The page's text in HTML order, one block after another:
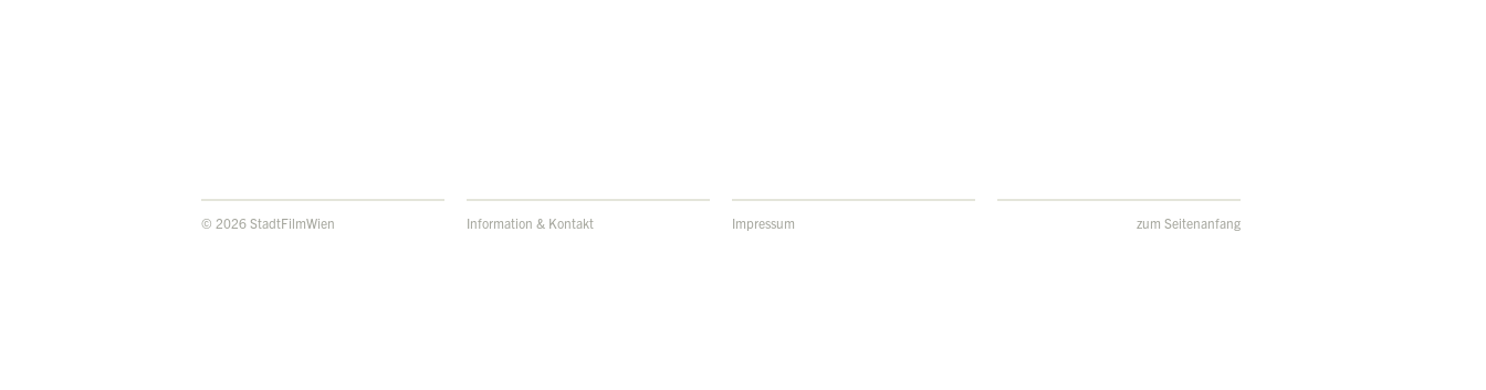
© 2026 StadtFilmWien Information & Kontakt Impressum zum Seitenanfang